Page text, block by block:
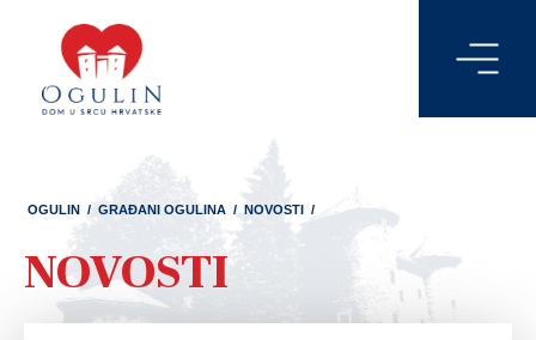
OGULIN / GRAĐANI OGULINA / NOVOSTI /
NOVOSTI